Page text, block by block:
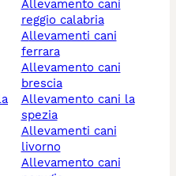
allevamento cani
reggio calabria
allevamenti cani
ferrara
allevamento cani
brescia
allevamento cani la
spezia
allevamenti cani
livorno
allevamento cani